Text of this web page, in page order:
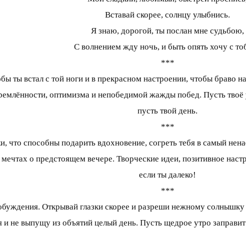
Вставай скорее, солнцу улыбнись.
Я знаю, дорогой, ты послан мне судьбою,
С волнением жду ночь, и быть опять хочу с
***
встал с той ноги и в прекрасном настроении, чтобы браво
оптимизма и непобедимой жажды побед. Пусть
пусть твой день.
***
что способны подарить вдохновение, согреть тебя в самый
о предстоящем вечере. Творческие идеи, позитивное
если ты далеко!
***
Открывай глазки скорее и разреши нежному
не выпущу из объятий целый день. Пусть щедрое утро